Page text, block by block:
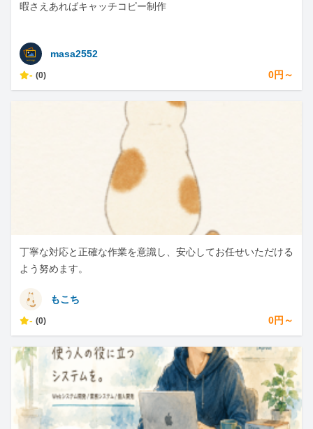
暇さえあればキャッチコピー制作
masa2552
- (0) 0円～
丁寧な対応と正確な作業を意識し、安心してお任せいただける
よう努めます。
もこち
- (0) 0円～